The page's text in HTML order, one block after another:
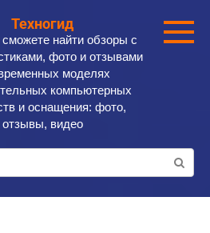
Техногид
найти обзоры с
фото и отзывами
моделях
компьютерных
и оснащения: фото,
отзывы, видео